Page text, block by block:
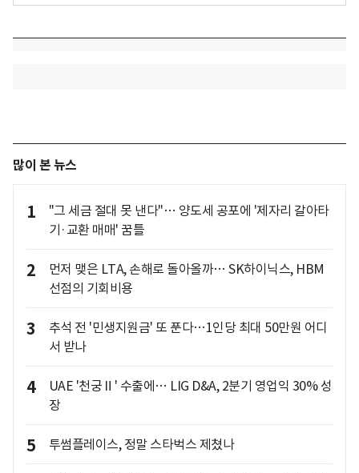
많이 본 뉴스
1
"그 세금 절대 못 낸다"… 양도세 공포에 '제자리 갈아타
기·교환 매매' 꿈틀
2
먼저 맺은 LTA, 손해로 돌아올까… SK하이닉스, HBM
선점의 기회비용
3
추석 전 '민생지원금' 또 푼다…1인당 최대 50만원 어디
서 받나
4
UAE '천궁Ⅱ' 수출에… LIG D&A, 2분기 영업익 30% 성
장
5 투썸플레이스, 정말 스타벅스 제쳤나